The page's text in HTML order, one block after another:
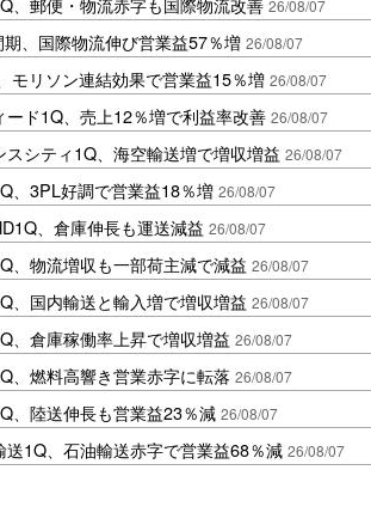
26/08/07
、国際物流伸び営業益57％増 26/08/07
モリソン連結効果で営業益15％増 26/08/07
ード1Q、売上12％増で利益率改善 26/08/07
スシティ1Q、海空輸送増で増収増益 26/08/07
、3PL好調で営業益18％増 26/08/07
、倉庫伸長も運送減益 26/08/07
、物流増収も一部荷主減で減益 26/08/07
、国内輸送と輸入増で増収増益 26/08/07
、倉庫稼働率上昇で増収増益 26/08/07
、燃料高響き営業赤字に転落 26/08/07
、陸送伸長も営業益23％減 26/08/07
送1Q、石油輸送赤字で営業益68％減 26/08/07